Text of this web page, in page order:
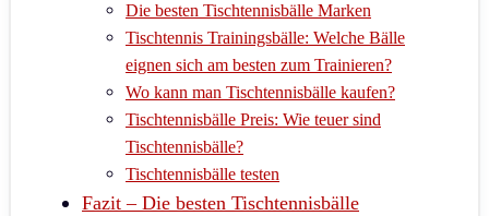
Die besten Tischtennisbälle Marken
Tischtennis Trainingsbälle: Welche Bälle
eignen sich am besten zum Trainieren?
Wo kann man Tischtennisbälle kaufen?
Tischtennisbälle Preis: Wie teuer sind
Tischtennisbälle?
Tischtennisbälle testen
Fazit – Die besten Tischtennisbälle